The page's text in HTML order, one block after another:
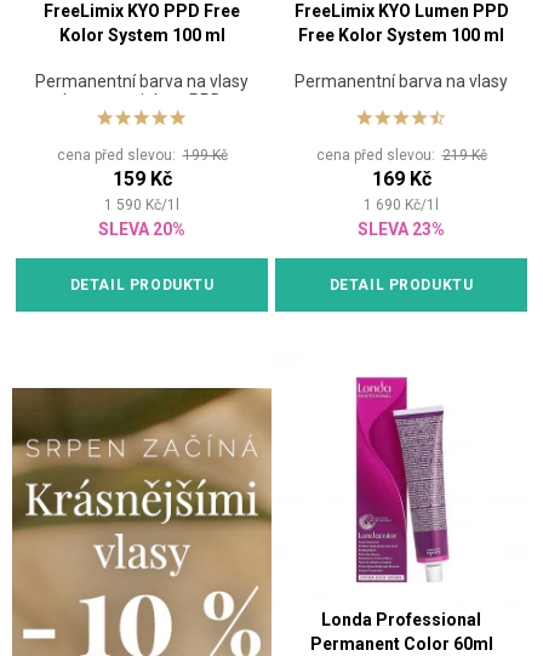
FreeLimix KYO PPD Free
Kolor System 100 ml
Permanentní barva na vlasy
bez amoniaku a PPD
cena před slevou:199 Kč
159 Kč
1 590 Kč/1
SLEVA 20%
DETAIL PRODUKTU
FreeLimix KYO Lumen PPD
Free Kolor System 100 ml
Permanentní barva na vlasy
cena před slevou:219 Kč
169 Kč
1 690 Kč/1
SLEVA 23%
DETAIL PRODUKTU
Londa Professional
Permanent Color 60ml